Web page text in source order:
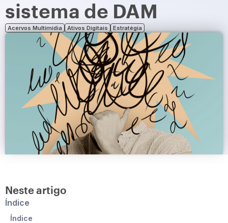
sistema de DAM
Acervos Multimídia Ativos Digitais Estratégia
Neste artigo
Índice
Índice